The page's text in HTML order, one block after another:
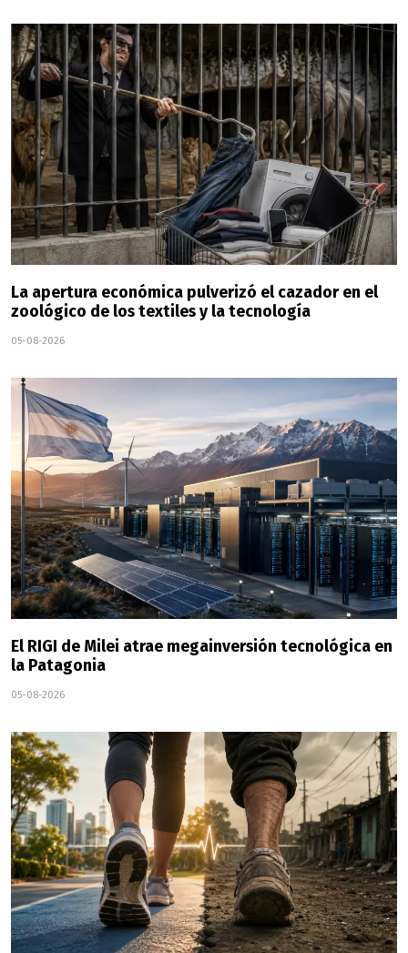
La apertura económica pulverizó el cazador en el
zoológico de los textiles y la tecnología
05-08-2026
El RIGI de Milei atrae megainversión tecnológica en
la Patagonia
05-08-2026